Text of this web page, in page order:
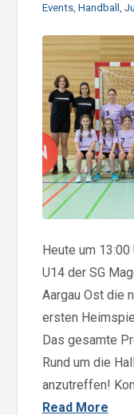
Events, Handball ,
Heute um
U14 der SG
Aargau Ost die
ersten
Das gesamte
Rund um die
anzutreffen!
Read More